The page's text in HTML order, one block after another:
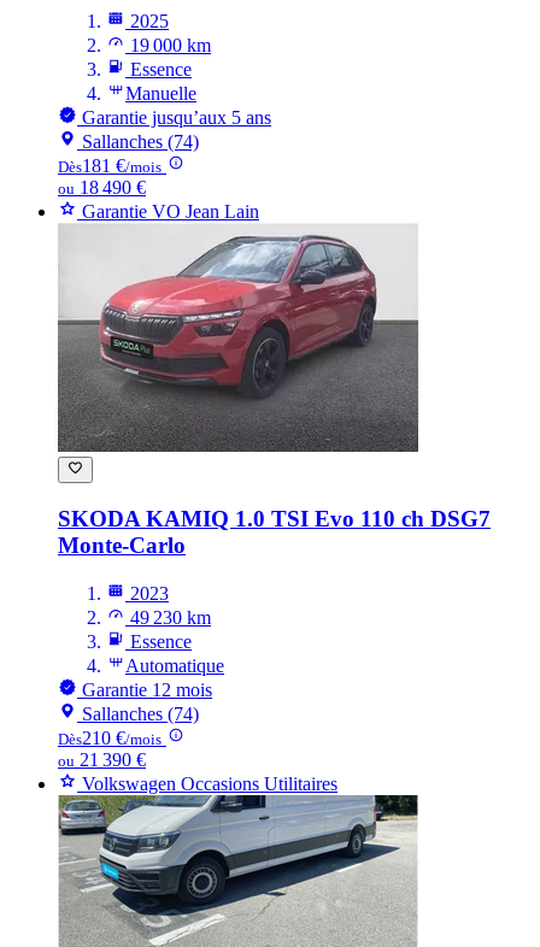
2025
19 000 km
Essence
Manuelle
Garantie jusqu’aux 5 ans
Sallanches (74)
Dès181 €/mois
ou 18 490 €
Garantie VO Jean Lain
SKODA KAMIQ 1.0 TSI Evo 110 ch DSG7
Monte-Carlo
2023
49 230 km
Essence
Automatique
Garantie 12 mois
Sallanches (74)
Dès210 €/mois
ou 21 390 €
Volkswagen Occasions Utilitaires